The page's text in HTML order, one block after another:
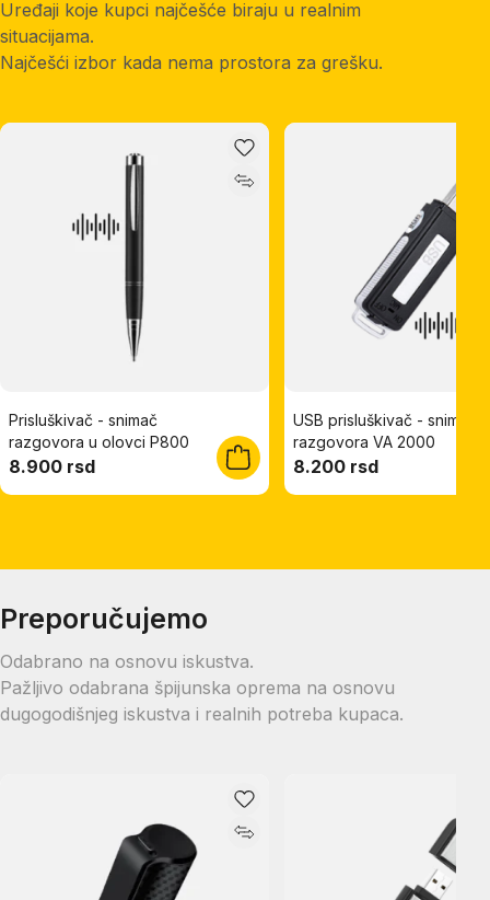
Uređaji koje kupci najčešće biraju u realnim
situacijama.
Najčešći izbor kada nema prostora za grešku.
Prisluškivač - snimač
razgovora u olovci P800
8.900 rsd
USB prisluškivač - snimač
razgovora VA 2000
8.200 rsd
Preporučujemo
Odabrano na osnovu iskustva.
Pažljivo odabrana špijunska oprema na osnovu
dugogodišnjeg iskustva i realnih potreba kupaca.